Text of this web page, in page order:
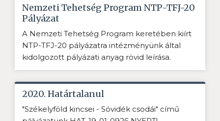
Nemzeti Tehetség Program NTP-TFJ-20
Pályázat
A Nemzeti Tehetség Program keretében kiírt
NTP-TFJ-20 pályázatra intézményünk által
kidolgozott pályázati anyag rövid leírása.
2020. Határtalanul
"Székelyföld kincsei - Sóvidék csodái" című